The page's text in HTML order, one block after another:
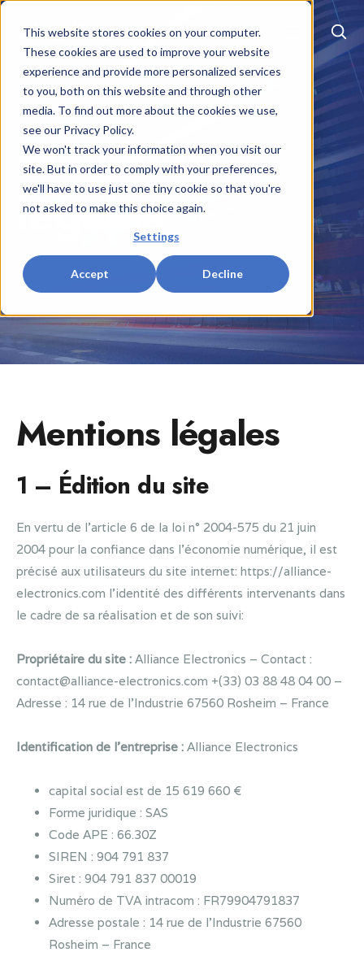
This website stores cookies on your computer.
These cookies are used to improve your website
experience and provide more personalized services
to you, both on this website and through other
media. To find out more about the cookies we use,
see our Privacy Policy.
We won't track your information when you visit our
site. But in order to comply with your preferences,
we'll have to use just one tiny cookie so that you're
not asked to make this choice again.
Settings
Accept Decline
EN | FR
Mentions
légales
Mentions légales
1 – Édition du site
En vertu de l’article 6 de la loi n° 2004-575 du 21 juin
2004 pour la confiance dans l’économie numérique, il est
précisé aux utilisateurs du site internet: https://alliance-
electronics.com l’identité des différents intervenants dans
le cadre de sa réalisation et de son suivi:
Propriétaire du site : Alliance Electronics – Contact :
contact@alliance-electronics.com +(33) 03 88 48 04 00 –
Adresse : 14 rue de l’Industrie 67560 Rosheim – France
Identification de l’entreprise : Alliance Electronics
capital social est de 15 619 660 €
Forme juridique : SAS
Code APE : 66.30Z
SIREN : 904 791 837
Siret : 904 791 837 00019
Numéro de TVA intracom : FR79904791837
Adresse postale : 14 rue de l’Industrie 67560
Rosheim – France